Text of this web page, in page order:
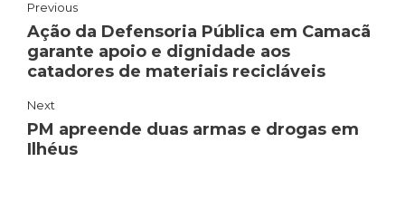
Previous
Ação da Defensoria Pública em Camacã
garante apoio e dignidade aos
catadores de materiais recicláveis
Next
PM apreende duas armas e drogas em
Ilhéus